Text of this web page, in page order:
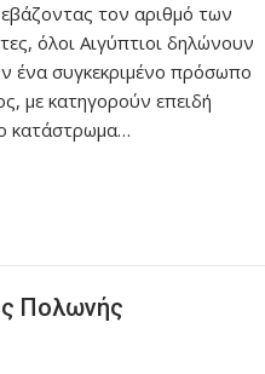
τον αριθμό των
όλοι Αιγύπτιοι δηλώνουν
ένα συγκεκριμένο πρόσωπο
με κατηγορούν επειδή
κατάστρωμα…
Πολωνής